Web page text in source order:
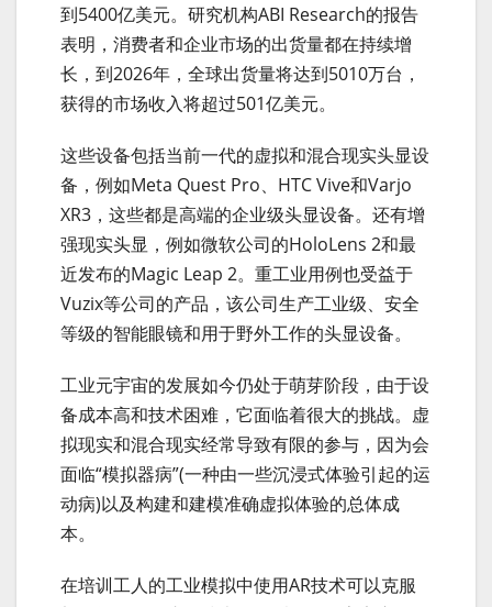
到5400亿美元。研究机构ABI Research的报告
表明，消费者和企业市场的出货量都在持续增
长，到2026年，全球出货量将达到5010万台，
获得的市场收入将超过501亿美元。
这些设备包括当前一代的虚拟和混合现实头显设
备，例如Meta Quest Pro、HTC Vive和Varjo
XR3，这些都是高端的企业级头显设备。还有增
强现实头显，例如微软公司的HoloLens 2和最
近发布的Magic Leap 2。重工业用例也受益于
Vuzix等公司的产品，该公司生产工业级、安全
等级的智能眼镜和用于野外工作的头显设备。
工业元宇宙的发展如今仍处于萌芽阶段，由于设
备成本高和技术困难，它面临着很大的挑战。虚
拟现实和混合现实经常导致有限的参与，因为会
面临“模拟器病”(一种由一些沉浸式体验引起的运
动病)以及构建和建模准确虚拟体验的总体成
本。
在培训工人的工业模拟中使用AR技术可以克服